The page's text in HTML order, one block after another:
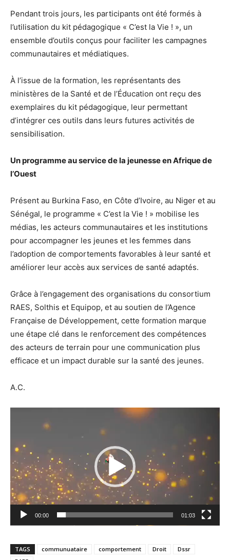
Pendant trois jours, les participants ont été formés à
l’utilisation du kit pédagogique « C’est la Vie ! », un
ensemble d’outils conçus pour faciliter les campagnes
communautaires et médiatiques.
À l’issue de la formation, les représentants des
ministères de la Santé et de l’Éducation ont reçu des
exemplaires du kit pédagogique, leur permettant
d’intégrer ces outils dans leurs futures activités de
sensibilisation.
Un programme au service de la jeunesse en Afrique de
l’Ouest
Présent au Burkina Faso, en Côte d’Ivoire, au Niger et au
Sénégal, le programme « C’est la Vie ! » mobilise les
médias, les acteurs communautaires et les institutions
pour accompagner les jeunes et les femmes dans
l’adoption de comportements favorables à leur santé et
améliorer leur accès aux services de santé adaptés.
Grâce à l’engagement des organisations du consortium
RAES, Solthis et Equipop, et au soutien de l’Agence
Française de Développement, cette formation marque
une étape clé dans le renforcement des compétences
des acteurs de terrain pour une communication plus
efficace et un impact durable sur la santé des jeunes.
A.C.
Lecteur
00:00 01:03
TAGS communuataire comportement Droit
Dssr